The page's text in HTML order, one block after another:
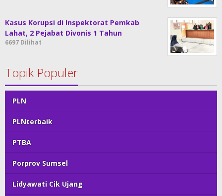
Kasus Korupsi di Inspektorat Pemkab
Lahat, 2 Pejabat Divonis 1 Tahun
6697 Dilihat
Topik Populer
PLN
PLNterbaik
PTBA
Porprov Sumsel
Lidyawati Cik Ujang